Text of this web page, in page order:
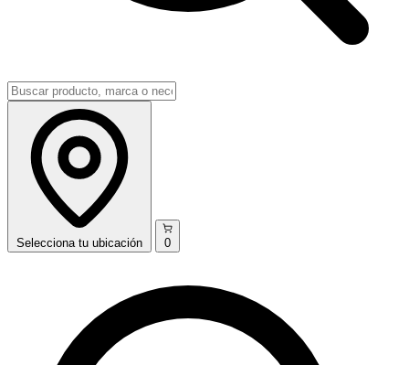
Selecciona tu ubicación 0